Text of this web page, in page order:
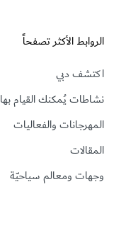
الروابط الأكثر تصفحاً
اكتشف دبي
نشاطات يُمكنك القيام بها
المهرجانات والفعاليات
المقالات
وجهات ومعالم سياحيّة